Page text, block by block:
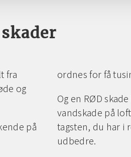
fra
og
på
ordnes for få
Og en RØD
vandskade på
tagsten, du har i
udbedre.